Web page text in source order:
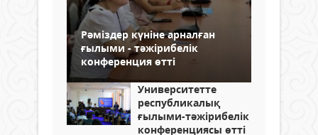
Рәміздер күніне арналған
ғылыми - тәжірибелік
конференция өтті
Университетте
республикалық
ғылыми-тәжірибелік
конференциясы өтті